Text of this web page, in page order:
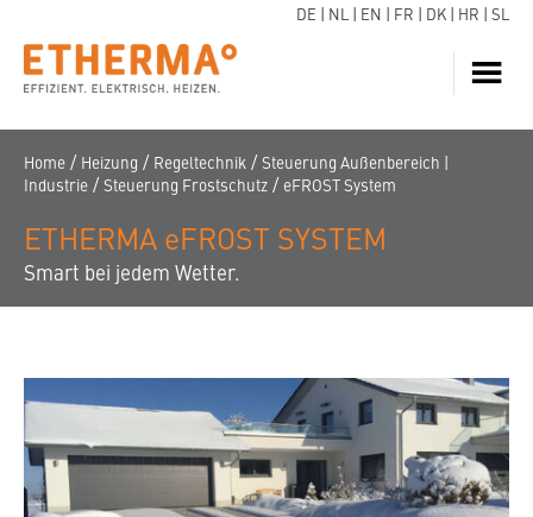
DE NL EN FR DK HR SL
JETZT ANFRAGEN
HEIZUNG
WARMWASSER
WÄRMEPUMPE
SERVICE
WISSEN
REFERENZEN
FAQ
Home / Heizung / Regeltechnik / Steuerung Außenbereich |
Industrie / Steuerung Frostschutz / eFROST System
ETHERMA eFROST SYSTEM
Smart bei jedem Wetter.